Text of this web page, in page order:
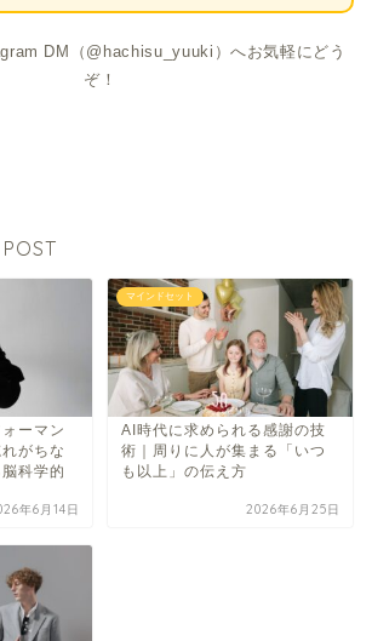
DM（@hachisu_yuuki）へお気軽にどう
ぞ！
ーマン
がちな
科学的
年6月14日
マインドセット
AI時代に求められる感謝の技
術｜周りに人が集まる「いつ
も以上」の伝え方
2026年6月25日